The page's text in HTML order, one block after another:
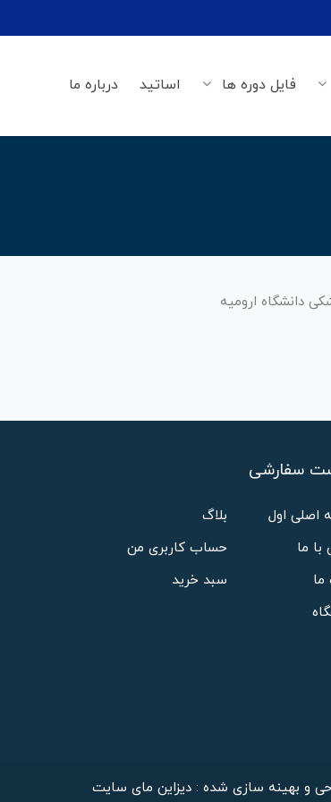
فایل دوره ها اساتید درباره ما
دانشگاه ارومیه
سفارشی
اصلی اول
بلاگ
ما
حساب کاربری من
ما
سبد خرید
و بهینه سازی شده : دیزاین مای سایت